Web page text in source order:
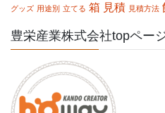
グッズ 用途別 立てる 箱 見積 見積方法
豊栄産業株式会社topペー